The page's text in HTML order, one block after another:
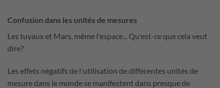
Confusion dans les unités de mesures
Les tuyaux et Mars, même l'espace... Qu'est-ce que cela veut
dire?
Les effets négatifs de l'utilisation de différentes unités de
mesure dans le monde se manifestent dans presque de